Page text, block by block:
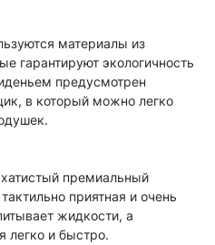
материалы из
гарантируют экологичность
предусмотрен
в который можно легко
премиальный
приятная и очень
жидкости, а
легко и быстро.